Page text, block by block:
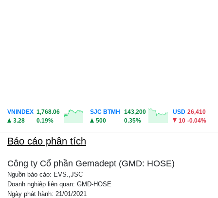
VNINDEX 1,768.06
3.28
0.19%
SJC BTMH
143,200
500
0.35%
USD 26,410
10 -0.04%
Báo cáo phân tích
Công ty Cổ phần Gemadept (GMD: HOSE)
Nguồn báo cáo: EVS.,JSC
Doanh nghiệp liên quan: GMD-HOSE
Ngày phát hành: 21/01/2021